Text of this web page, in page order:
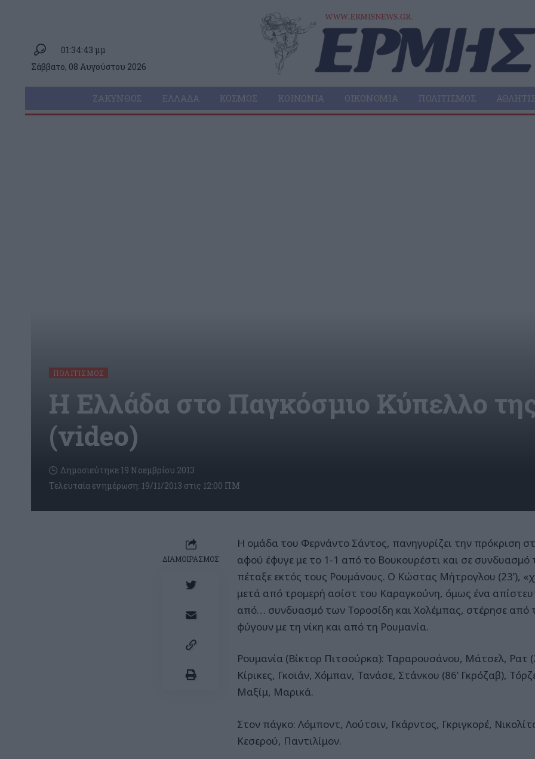
01:34:43 μμ
Σάββατο, 08 Αυγούστου 2026
ΖΆΚΥΝΘΟΣ ΕΛΛΆΔΑ ΚΌΣΜΟΣ ΚΟΙΝΩΝΊΑ ΟΙΚΟΝΟΜΊΑ ΠΟΛΙΤΙΣΜΌΣ
ΠΟΛΙΤΙΣΜΌΣ
Η Ελλάδα στο Παγκόσμιο Κύπελλο
(video)
Τελευταία ενημέρωση: 19/11/2013 στις 12:00 ΠΜ
Δημοσιεύτηκε 19 Νοεμβρίου 2013
ΔΙΑΜΟΙΡΑΣΜΟΣ
Η ομάδα του Φερνάντο Σάντος, πανηγυρίζει την πρόκριση
αφού έφυγε με το 1-1 από το Βουκουρέστι και σε
πέταξε εκτός τους Ρουμάνους. Ο Κώστας Μήτρογλου (23’),
μετά από τρομερή ασίστ του Καραγκούνη, όμως ένα
από… συνδυασμό των Τοροσίδη και Χολέμπας, στέρησε από
φύγουν με τη νίκη και από τη Ρουμανία.
Ρουμανία (Βίκτορ Πιτσούρκα): Ταραρουσάνου, Μάτσελ, Ρατ
Κίρικες, Γκοϊάν, Χόμπαν, Τανάσε, Στάνκου (86’ Γκρόζαβ),
Μαξίμ, Μαρικά.
Στον πάγκο: Λόμποντ, Λούτσιν, Γκάρντος, Γκριγκορέ,
Κεσερού, Παντιλίμον.